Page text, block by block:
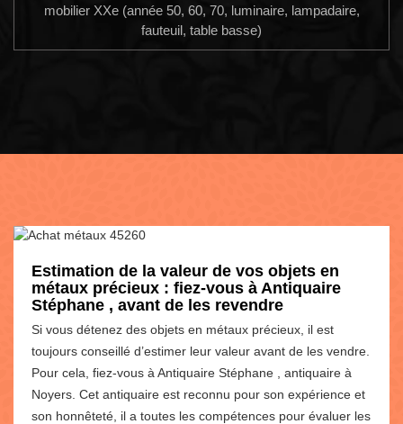
mobilier XXe (année 50, 60, 70, luminaire, lampadaire,
fauteuil, table basse)
Estimation de la valeur de vos objets en
métaux précieux : fiez-vous à Antiquaire
Stéphane , avant de les revendre
Si vous détenez des objets en métaux précieux, il est
toujours conseillé d’estimer leur valeur avant de les vendre.
Pour cela, fiez-vous à Antiquaire Stéphane , antiquaire à
Noyers. Cet antiquaire est reconnu pour son expérience et
son honnêteté, il a toutes les compétences pour évaluer les